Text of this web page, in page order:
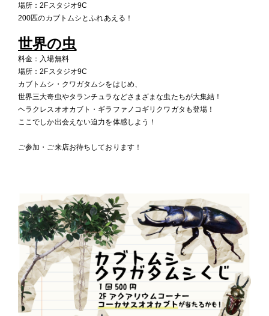
場所：2Fスタジオ9C
200匹のカブトムシとふれあえる！
世界の虫
料金：入場無料
場所：2Fスタジオ9C
カブトムシ・クワガタムシをはじめ、
世界三大奇虫やタランチュラなどさまざまな虫たちが大集結！
ヘラクレスオオカブト・ギラファノコギリクワガタも登場！
ここでしか出会えない迫力を体感しよう！
ご参加・ご来店お待ちしております！